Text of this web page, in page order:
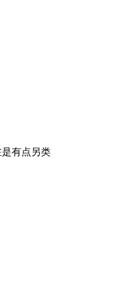
有点另类